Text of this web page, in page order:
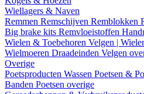
Wiellagers & Naven
Remmen Remschijven Remblokken
Big brake kits Remvloeistoffen
Wielen & Toebehoren Velgen |
Wielmoeren Draadeinden Velgen
Overige
Poetsproducten Wassen Poetsen &
Banden Poetsen overige